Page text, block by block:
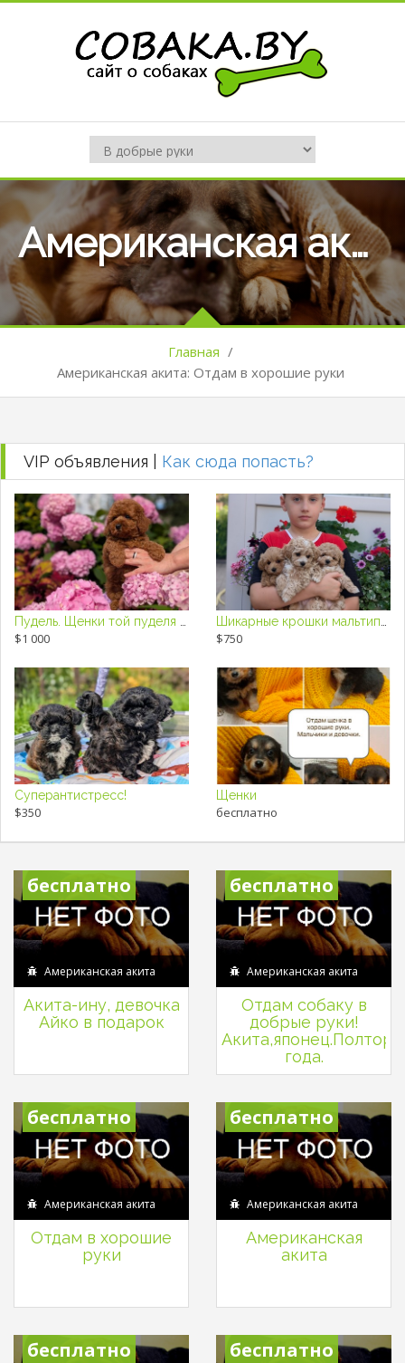
Американская акита: Отдам в хорошие руки
Главная /
Американская акита: Отдам в хорошие руки
VIP объявления | Как сюда попасть?
$1 000 $750
Суперантистресс!
$350
Щенки
бесплатно
бесплатно
Американская акита
Акита-ину, девочка
Айко в подарок
бесплатно
Американская акита
Отдам собаку в
добрые руки!
Акита,японец.Полтора
года.
бесплатно
Американская акита
Отдам в хорошие
руки
бесплатно
Американская акита
Американская
акита
бесплатно бесплатно